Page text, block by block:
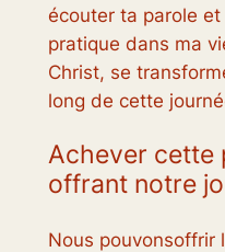
écouter ta parole
pratique dans ma
Christ, se
long de cette
Achever cette
offrant notre
Nous pouvonsoffrir